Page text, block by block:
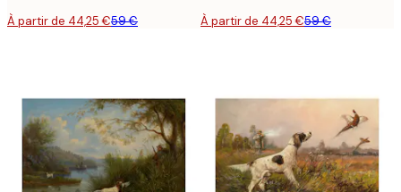
À partir de 44,25 €59 € À partir de 44,25 €59 €